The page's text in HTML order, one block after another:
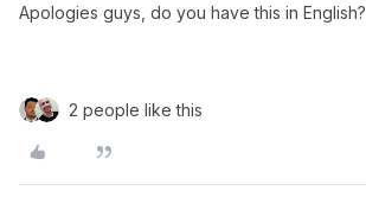
Apologies guys, do you have this in English?
2 people like this